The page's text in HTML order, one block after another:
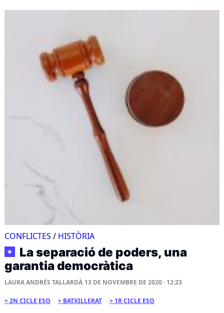
CONFLICTES / HISTÒRIA
★
La separació de poders, una
garantia democràtica
LAURA ANDRÉS TALLARDÀ 13 DE NOVEMBRE DE 2020 · 12:23
2N CICLE ESO BATXILLERAT 1R CICLE ESO